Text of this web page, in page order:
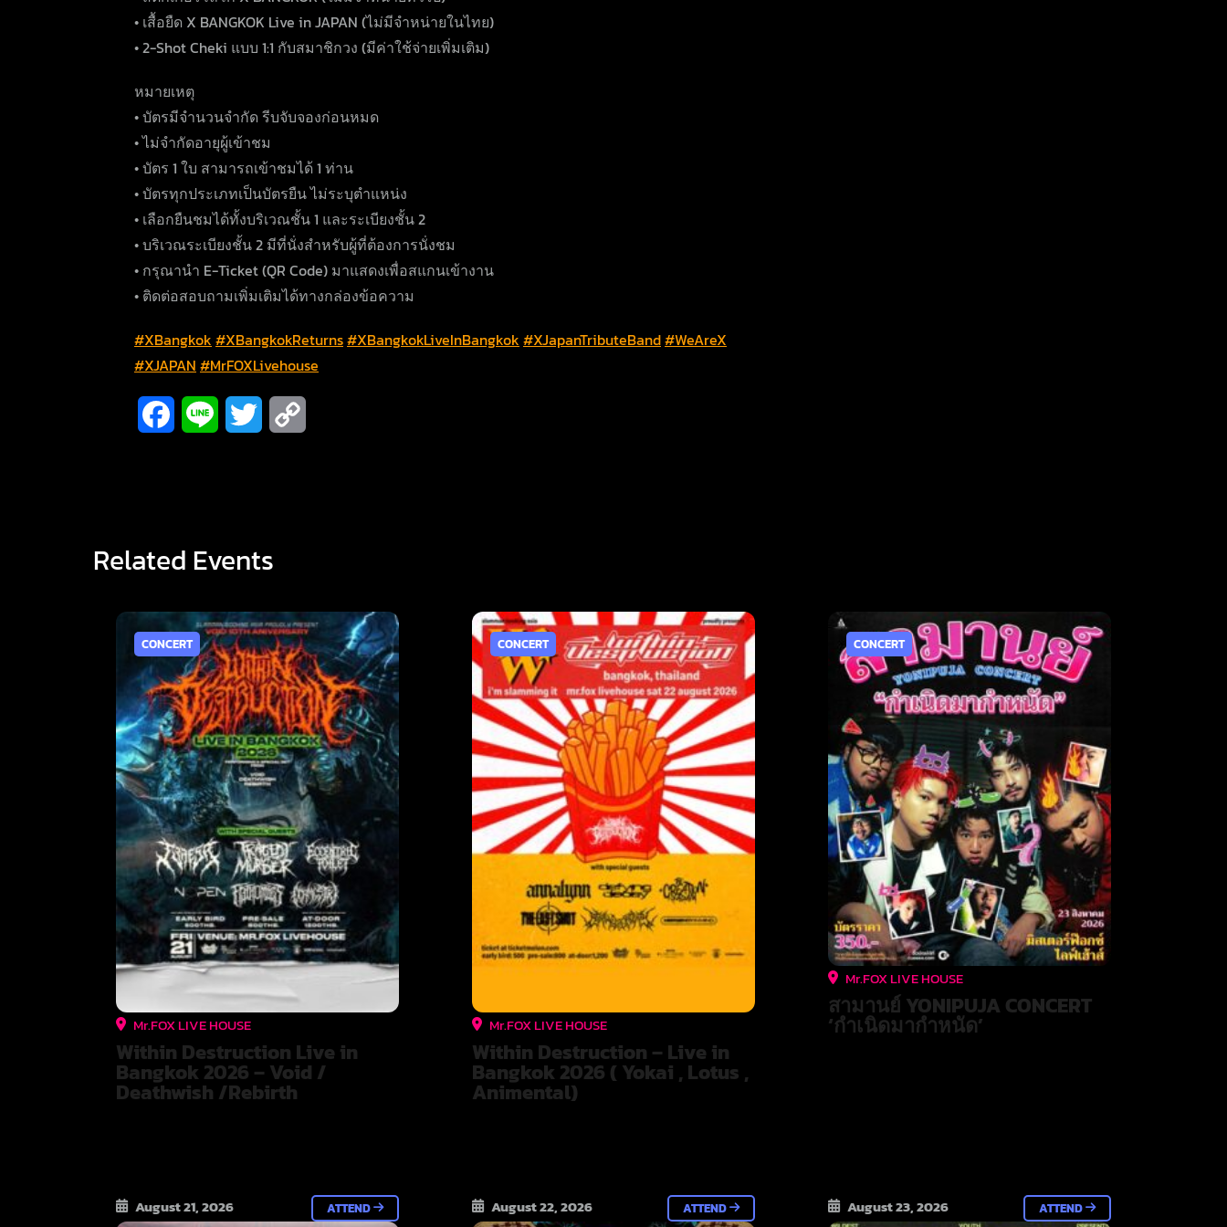
• เสื้อยืด X BANGKOK Live in JAPAN (ไม่มีจำหน่ายในไทย)
• 2-Shot Cheki แบบ 1:1 กับสมาชิกวง (มีค่าใช้จ่ายเพิ่มเติม)
หมายเหตุ
• บัตรมีจำนวนจำกัด รีบจับจองก่อนหมด
• ไม่จำกัดอายุผู้เข้าชม
• บัตร 1 ใบ สามารถเข้าชมได้ 1 ท่าน
• บัตรทุกประเภทเป็นบัตรยืน ไม่ระบุตำแหน่ง
• เลือกยืนชมได้ทั้งบริเวณชั้น 1 และระเบียงชั้น 2
• บริเวณระเบียงชั้น 2 มีที่นั่งสำหรับผู้ที่ต้องการนั่งชม
• กรุณานำ E-Ticket (QR Code) มาแสดงเพื่อสแกนเข้างาน
• ติดต่อสอบถามเพิ่มเติมได้ทางกล่องข้อความ
#XBangkok #XBangkokReturns#XBangkokLiveInBangkok #XJapanTributeBand#WeAreX
#XJAPAN #MrFOXLivehouse
FacebookLine Twitter
Related Events
CONCERT
Mr.FOX LIVE HOUSE
Within Destruction Live in
Bangkok 2026 – Void /
Deathwish /Rebirth
August 21, 2026 ATTEND
CONCERT
Mr.FOX LIVE HOUSE
Within Destruction – Live in
Bangkok 2026 ( Yokai , Lotus ,
Animental)
August 22, 2026 ATTEND
CONCERT
Mr.FOX LIVE HOUSE
สามานย์ YONIPUJA CONCERT
‘กำเนิดมากำหนัด’
August 23, 2026 ATTEND